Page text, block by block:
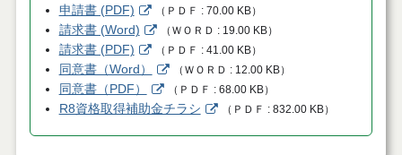
申請書 (PDF) （ ＰＤＦ 70.00 KB）
請求書 (Word) （ ＷＯＲＤ 19.00 KB）
請求書 (PDF) （ ＰＤＦ 41.00 KB）
同意書（Word） （ ＷＯＲＤ 12.00 KB）
同意書（PDF） （ ＰＤＦ 68.00 KB）
R8資格取得補助金チラシ （ ＰＤＦ 832.00 KB）